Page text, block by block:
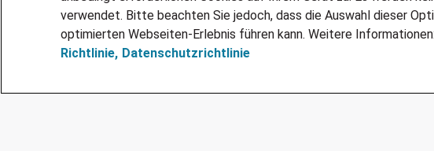
verwendet. Bitte beachten Sie jedoch, dass die Auswahl dieser
optimierten Webseiten-Erlebnis führen kann. Weitere Informationen:
Richtlinie, Datenschutzrichtlinie